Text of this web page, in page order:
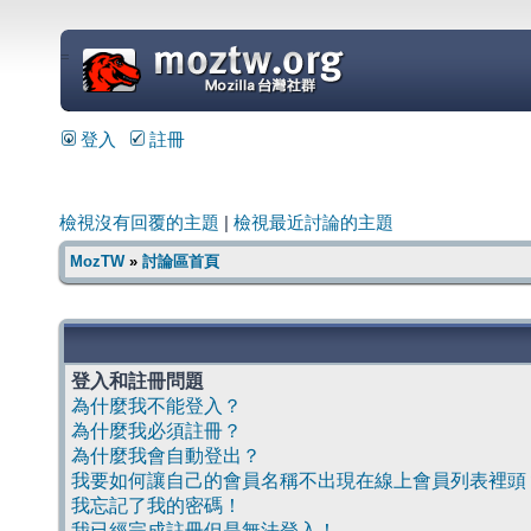
=
登入 註冊
檢視沒有回覆的主題 檢視最近討論的主題
MozTW» 討論區首頁
登入和註冊問題
為什麼我不能登入？
為什麼我必須註冊？
為什麼我會自動登出？
我要如何讓自己的會員名稱不出現在線上會員列表裡頭
我忘記了我的密碼！